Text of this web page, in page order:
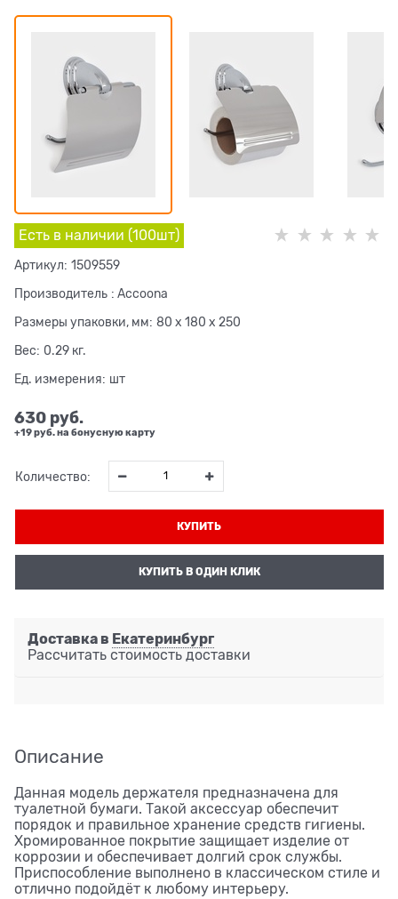
Есть в наличии (100шт)
Артикул: 1509559
Производитель : Accoona
Размеры упаковки, мм: 80 x 180 x 250
Вес: 0.29 кг.
Ед. измерения: шт
630 руб.
+19 руб. на бонусную карту
Количество:
КУПИТЬ
КУПИТЬ В ОДИН КЛИК
Доставка в Екатеринбург
Рассчитать стоимость доставки
Описание
Данная модель держателя предназначена для
туалетной бумаги. Такой аксессуар обеспечит
порядок и правильное хранение средств гигиены.
Хромированное покрытие защищает изделие от
коррозии и обеспечивает долгий срок службы.
Приспособление выполнено в классическом стиле и
отлично подойдёт к любому интерьеру.